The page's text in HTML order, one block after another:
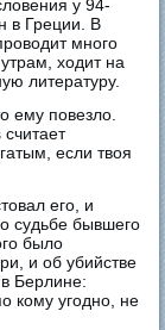
у 94-
в Греции. В
много
ходит на
литературу.
ему повезло.
если твоя
его, и
судьбе бывшего
было
и об убийстве
Берлине:
кому угодно, не